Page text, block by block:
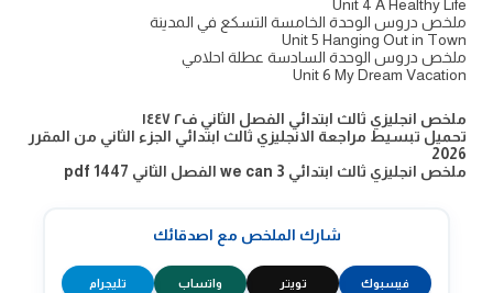
Unit 4 A Healthy Life
ملخص دروس الوحدة الخامسة التسكع في المدينة
Unit 5 Hanging Out in Town
ملخص دروس الوحدة السادسة عطلة احلامي
Unit 6 My Dream Vacation
ملخص انجليزي ثالث ابتدائي الفصل الثاني ف٢ ١٤٤٧
تحميل تبسيط مراجعة الانجليزي ثالث ابتدائي الجزء الثاني من المقرر
2026
ملخص انجليزي ثالث ابتدائي we can 3 الفصل الثاني 1447 pdf
شارك الملخص مع اصدقائك
فيسبوك تويتر واتساب تليجرام